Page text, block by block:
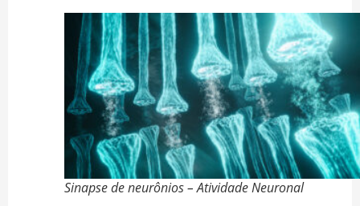
Sinapse de neurônios – Atividade Neuronal